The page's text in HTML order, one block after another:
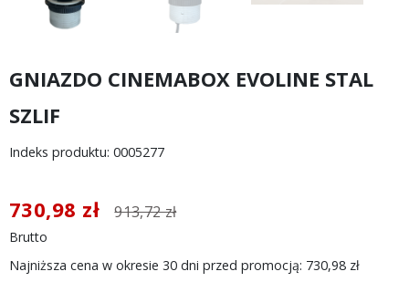
GNIAZDO CINEMABOX EVOLINE STAL
SZLIF
Indeks produktu: 0005277
730,98 zł 913,72 zł
Brutto
Najniższa cena w okresie 30 dni przed promocją: 730,98 zł